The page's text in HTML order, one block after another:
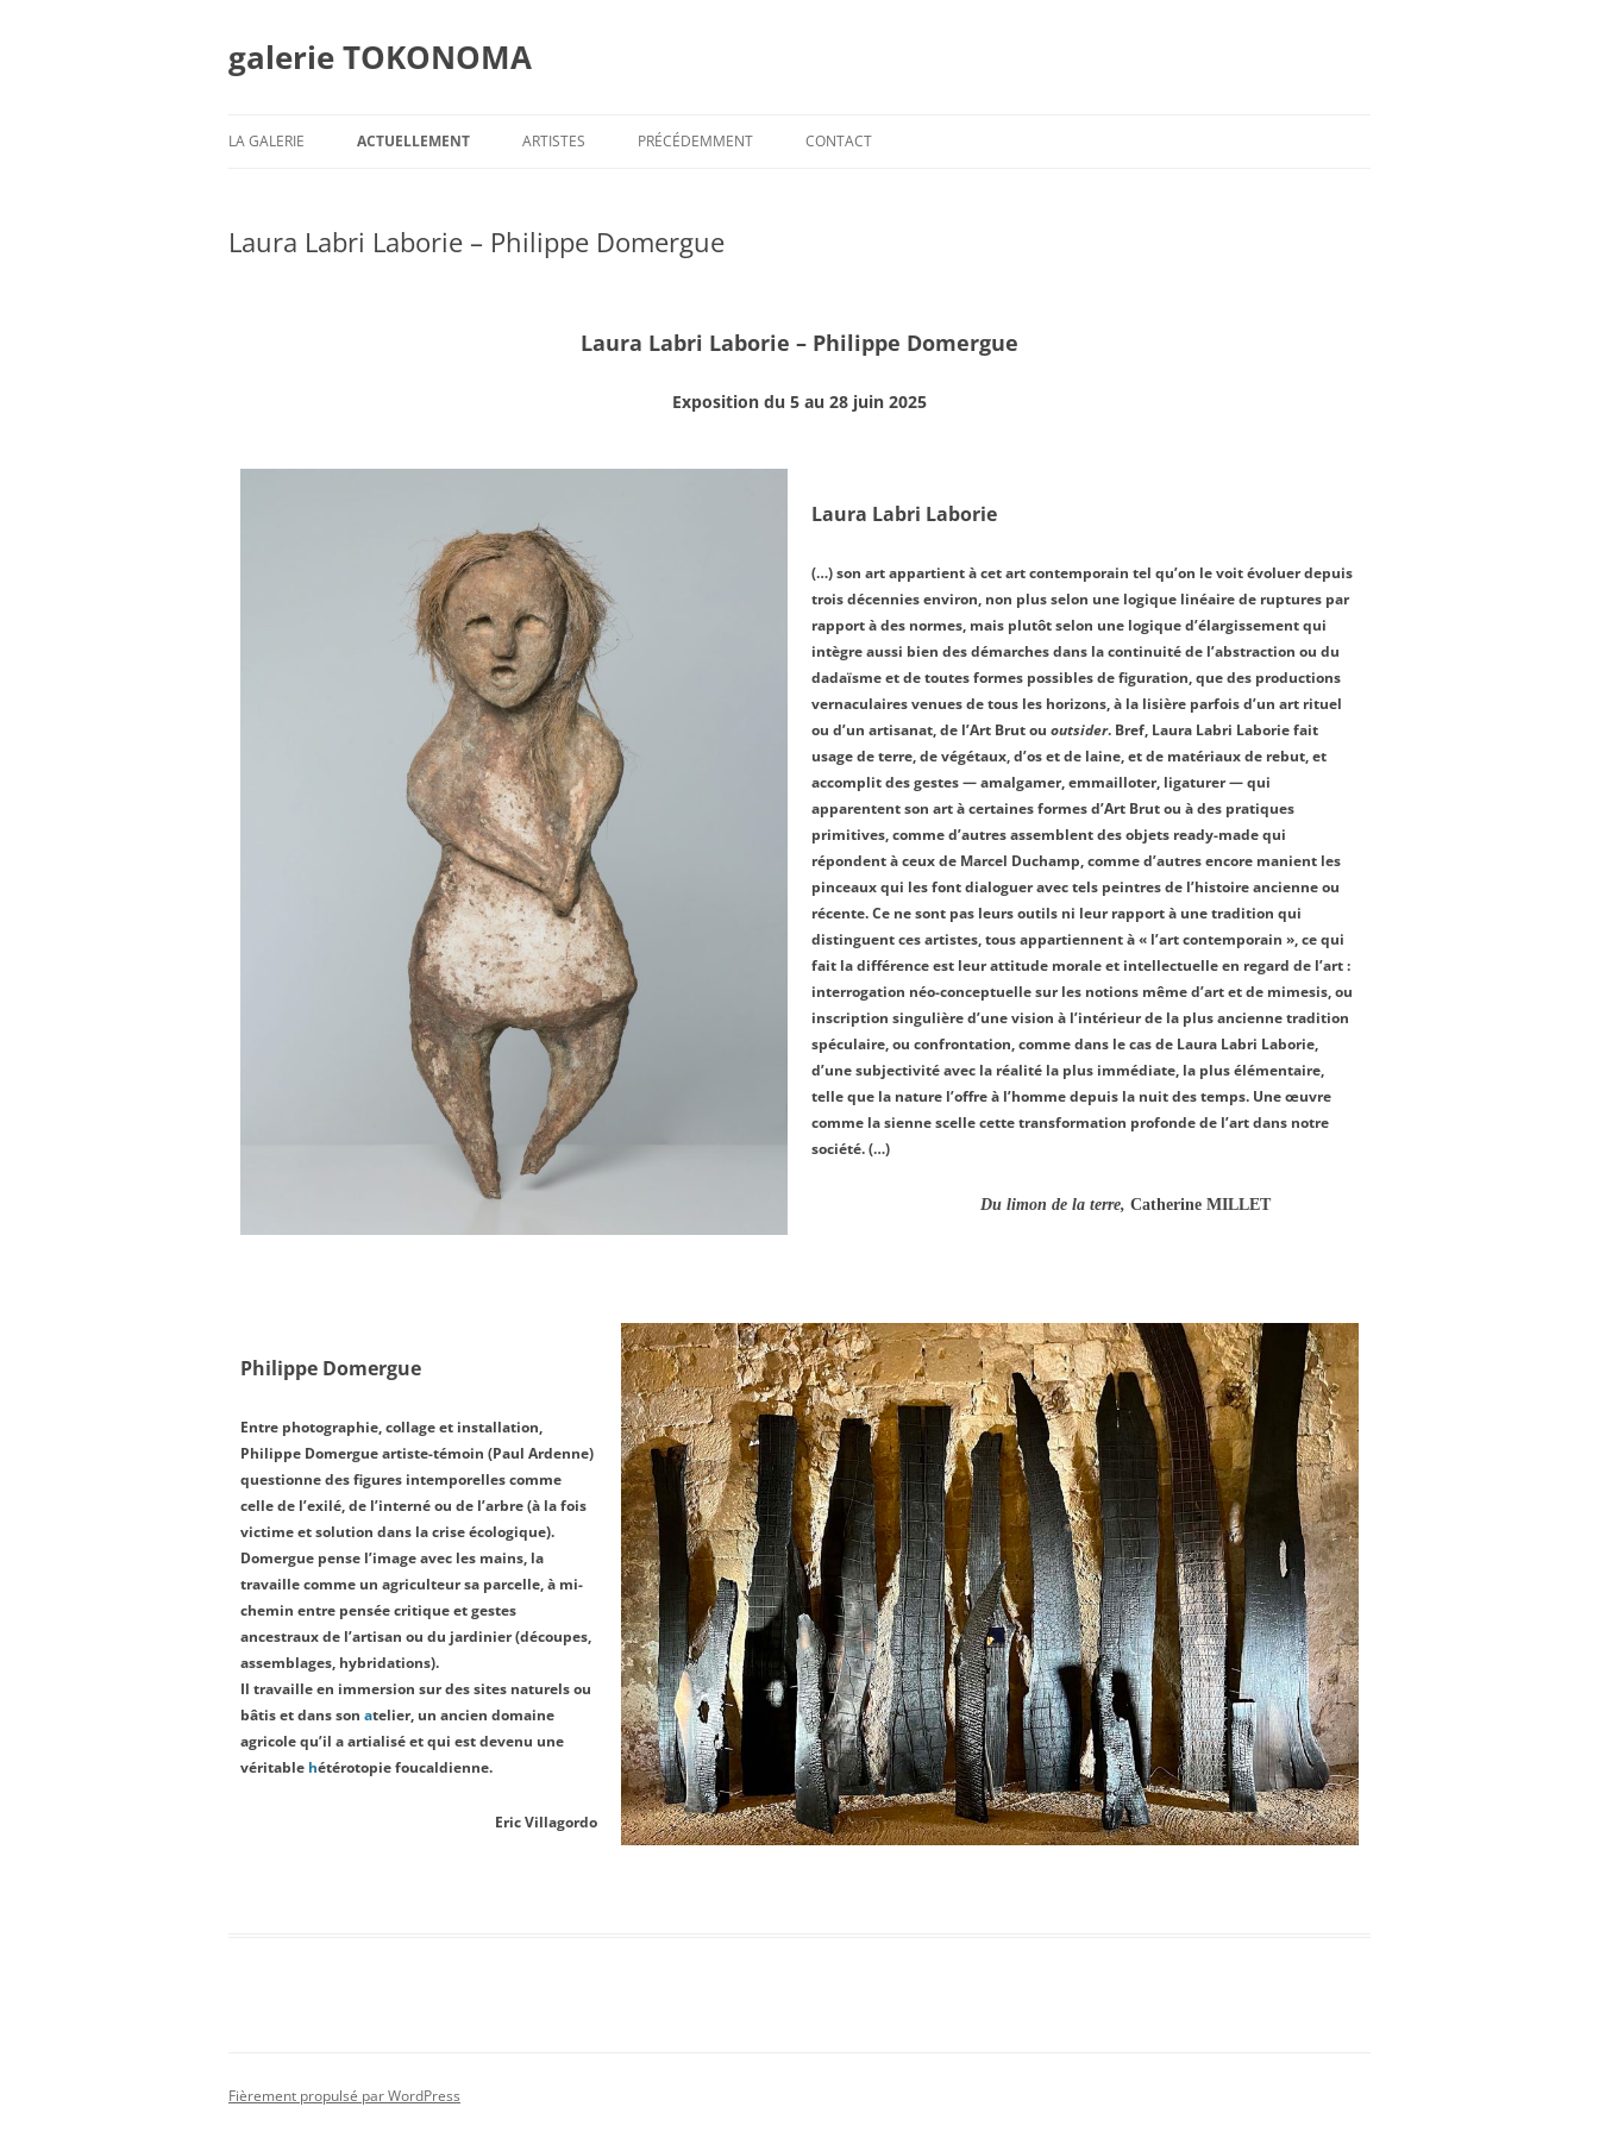
galerie TOKONOMA
LA GALERIE ACTUELLEMENT ARTISTES PRÉCÉDEMMENT CONTACT
Laura Labri Laborie – Philippe Domergue
Laura Labri Laborie – Philippe Domergue
Exposition du 5 au 28 juin 2025
Laura Labri Laborie
(…) son art appartient à cet art contemporain tel qu’on le voit évoluer depuis
trois décennies environ, non plus selon une logique linéaire de ruptures par
rapport à des normes, mais plutôt selon une logique d’élargissement qui
intègre aussi bien des démarches dans la continuité de l’abstraction ou du
dadaïsme et de toutes formes possibles de figuration, que des productions
vernaculaires venues de tous les horizons, à la lisière parfois d’un art rituel
ou d’un artisanat, de l’Art Brut ou outsider. Bref, Laura Labri Laborie fait
usage de terre, de végétaux, d’os et de laine, et de matériaux de rebut, et
accomplit des gestes — amalgamer, emmailloter, ligaturer — qui
apparentent son art à certaines formes d’Art Brut ou à des pratiques
primitives, comme d’autres assemblent des objets ready-made qui
répondent à ceux de Marcel Duchamp, comme d’autres encore manient les
pinceaux qui les font dialoguer avec tels peintres de l’histoire ancienne ou
récente. Ce ne sont pas leurs outils ni leur rapport à une tradition qui
distinguent ces artistes, tous appartiennent à « l’art contemporain », ce qui
fait la différence est leur attitude morale et intellectuelle en regard de l’art :
interrogation néo-conceptuelle sur les notions même d’art et de mimesis, ou
inscription singulière d’une vision à l’intérieur de la plus ancienne tradition
spéculaire, ou confrontation, comme dans le cas de Laura Labri Laborie,
d’une subjectivité avec la réalité la plus immédiate, la plus élémentaire,
telle que la nature l’offre à l’homme depuis la nuit des temps. Une œuvre
comme la sienne scelle cette transformation profonde de l’art dans notre
société. (…)
Du limon de la terre, Catherine MILLET
Philippe Domergue
Entre photographie, collage et installation,
Philippe Domergue artiste-témoin (Paul Ardenne)
questionne des figures intemporelles comme
celle de l’exilé, de l’interné ou de l’arbre (à la fois
victime et solution dans la crise écologique).
Domergue pense l’image avec les mains, la
travaille comme un agriculteur sa parcelle, à mi-
chemin entre pensée critique et gestes
ancestraux de l’artisan ou du jardinier (découpes,
assemblages, hybridations).
Il travaille en immersion sur des sites naturels ou
bâtis et dans son atelier, un ancien domaine
agricole qu’il a artialisé et qui est devenu une
véritable hétérotopie foucaldienne.
Eric Villagordo
Fièrement propulsé par WordPress